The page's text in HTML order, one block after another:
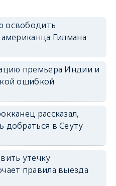
освободить
Гилмана
премьера Индии и
ошибкой
рассказал,
добраться в Сеуту
утечку
правила выезда